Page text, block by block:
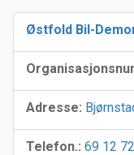
Østfold Bil-
Adresse:
Telefon.: 69 12